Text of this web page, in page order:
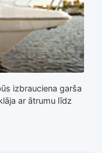
izbrauciena garša
ar ātrumu līdz